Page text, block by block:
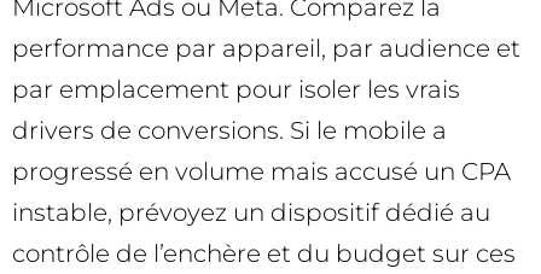
Microsoft Ads ou Meta. Comparez la
performance par appareil, par audience et
par emplacement pour isoler les vrais
drivers de conversions. Si le mobile a
progressé en volume mais accusé un CPA
instable, prévoyez un dispositif dédié au
contrôle de l’enchère et du budget sur ces